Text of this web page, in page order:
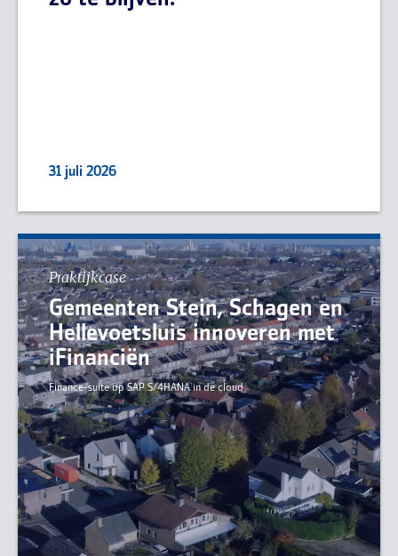
31 juli 2026
Praktijkcase
Gemeenten Stein, Schagen en
Hellevoetsluis innoveren met
iFinanciën
Finance-suite op SAP S/4HANA in de cloud